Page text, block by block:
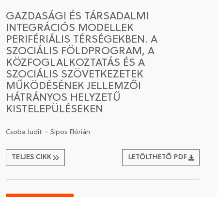
GAZDASÁGI ÉS TÁRSADALMI
INTEGRÁCIÓS MODELLEK
PERIFÉRIÁLIS TÉRSÉGEKBEN. A
SZOCIÁLIS FÖLDPROGRAM, A
KÖZFOGLALKOZTATÁS ÉS A
SZOCIÁLIS SZÖVETKEZETEK
MŰKÖDÉSÉNEK JELLEMZŐI
HÁTRÁNYOS HELYZETŰ
KISTELEPÜLÉSEKEN
Csoba Judit – Sipos Flórián
TELJES CIKK LETÖLTHETŐ PDF